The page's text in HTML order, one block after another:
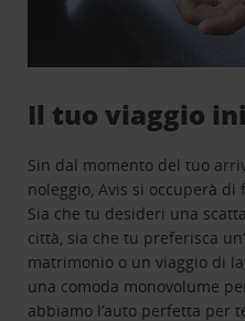
Il tuo viaggio
Sin dal momento del tuo
noleggio, Avis si occuperà
Sia che tu desideri una
città, sia che tu preferisca
matrimonio o un viaggio di
una comoda monovolume
abbiamo l’auto perfetta per